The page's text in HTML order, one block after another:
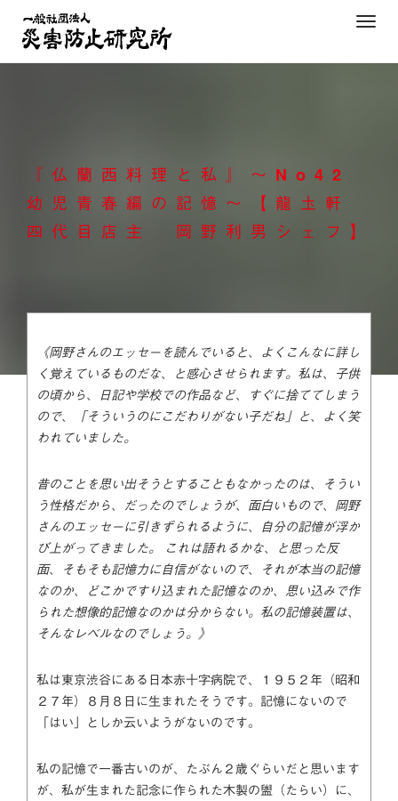
content
T
g
『仏蘭西料理と私』～No42
幼児青春編の記憶～【龍圡軒
四代目店主 岡野利男シェフ】
《岡野さんのエッセーを読んでいると、よくこんなに詳し
く覚えているものだな、と感心させられます。私は、子供
の頃から、日記や学校での作品など、すぐに捨ててしまう
ので、「そういうのにこだわりがない子だね」と、よく笑
われていました。
昔のことを思い出そうとすることもなかったのは、そうい
う性格だから、だったのでしょうが、面白いもので、岡野
さんのエッセーに引きずられるように、自分の記憶が浮か
び上がってきました。 これは語れるかな、と思った反
面、そもそも記憶力に自信がないので、それが本当の記憶
なのか、どこかですり込まれた記憶なのか、思い込みで作
られた想像的記憶なのかは分からない。私の記憶装置は、
そんなレベルなのでしょう。》
私は東京渋谷にある日本赤十字病院で、１９５２年（昭和
２７年）８月８日に生まれたそうです。記憶にないので
「はい」としか云いようがないのです。
私の記憶で一番古いのが、たぶん２歳ぐらいだと思います
が、私が生まれた記念に作られた木製の盥（たらい）に、